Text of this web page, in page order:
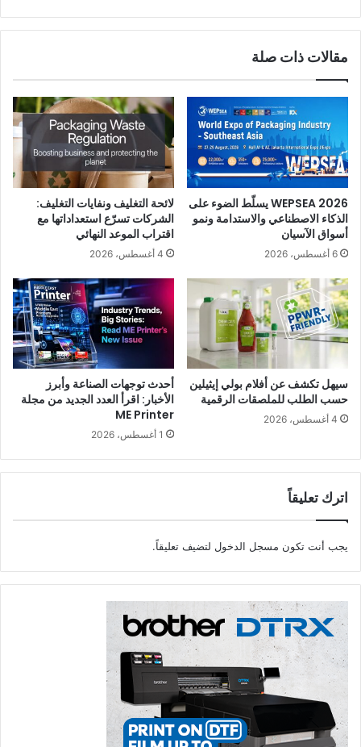
مقالات ذات صلة
WEPSEA 2026 يسلّط الضوء على
الذكاء الاصطناعي والاستدامة ونمو
أسواق الآسيان
6 أغسطس، 2026
لائحة التغليف ونفايات التغليف:
الشركات تسرّع استعداداتها مع
اقتراب الموعد النهائي
4 أغسطس، 2026
سيهل تكشف عن أفلام بولي إيثيلين
حسب الطلب للملصقات الرقمية
4 أغسطس، 2026
أحدث توجهات الصناعة وأبرز
الأخبار: اقرأ العدد الجديد من مجلة
ME Printer
1 أغسطس، 2026
اترك تعليقاً
يجب أنت تكون مسجل الدخول لتضيف تعليقاً.